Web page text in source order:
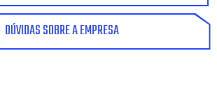
DÚVIDAS SOBRE A EMPRESA